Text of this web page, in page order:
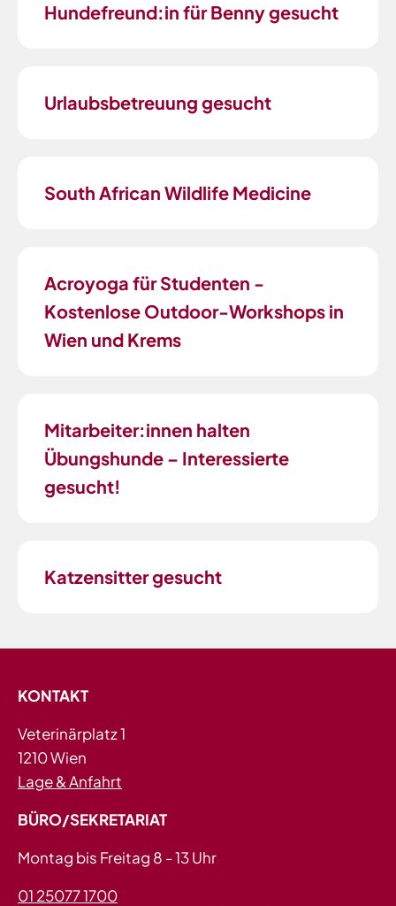
Hundefreund:in für Benny gesucht
Urlaubsbetreuung gesucht
South African Wildlife Medicine
Acroyoga für Studenten -
Kostenlose Outdoor-Workshops in
Wien und Krems
Mitarbeiter:innen halten
Übungshunde – Interessierte
gesucht!
Katzensitter gesucht
KONTAKT
Veterinärplatz 1
1210 Wien
Lage & Anfahrt
BÜRO/SEKRETARIAT
Montag bis Freitag 8 - 13 Uhr
01 25077 1700